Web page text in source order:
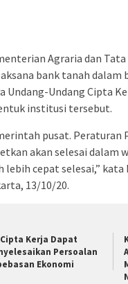
Agraria dan
bank tanah dalam
Undang-Undang Cipta
institusi tersebut.
pusat. Peraturan
akan selesai dalam
cepat selesai,” kata
13/10/20.
Cipta Kerja Dapat
Persoalan
Ekonomi